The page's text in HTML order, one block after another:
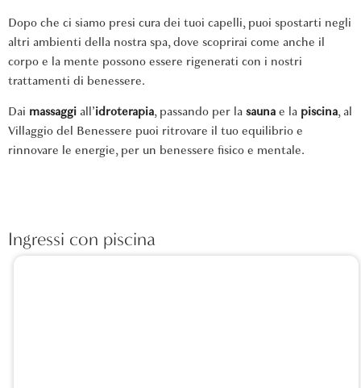
Dopo che ci siamo presi cura dei tuoi capelli, puoi spostarti negli
altri ambienti della nostra spa, dove scoprirai come anche il
corpo e la mente possono essere rigenerati con i nostri
trattamenti di benessere.
Dai massaggi all’idroterapia, passando per la sauna e la piscina, al
Villaggio del Benessere puoi ritrovare il tuo equilibrio e
rinnovare le energie, per un benessere fisico e mentale.
Ingressi con piscina